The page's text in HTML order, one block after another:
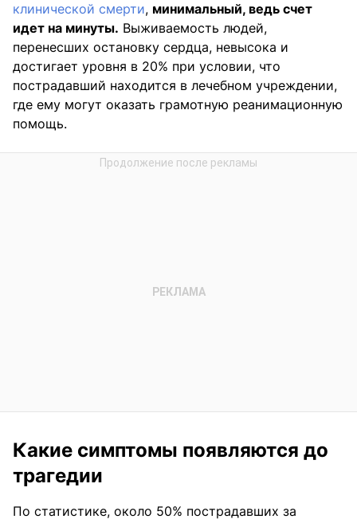
клинической смерти, минимальный, ведь счет
идет на минуты. Выживаемость людей,
перенесших остановку сердца, невысока и
достигает уровня в 20% при условии, что
пострадавший находится в лечебном учреждении,
где ему могут оказать грамотную реанимационную
помощь.
Какие симптомы появляются до
трагедии
По статистике, около 50% пострадавших за